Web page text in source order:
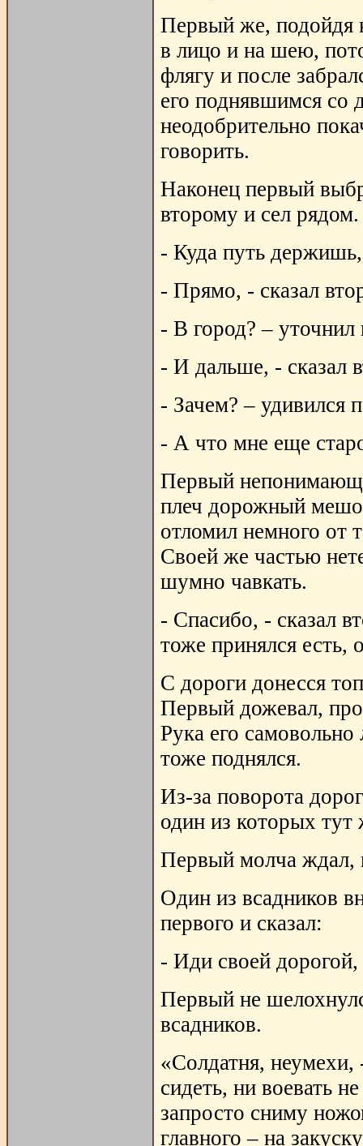
Первый же, подойдя
в лицо и на шею,
флягу и после
его поднявшимся со
неодобрительно
говорить.
Наконец первый
второму и сел рядом.
- Куда путь
- Прямо, - сказал
- В город? –
- И дальше, - сказал
- Зачем? – удивился
- А что мне еще
Первый
плеч дорожный
отломил немного от
Своей же частью
шумно чавкать.
- Спасибо, - сказал
тоже принялся есть,
С дороги донесся
Первый дожевал,
Рука его самовольно
тоже поднялся.
Из-за поворота
один из которых
Первый молча ждал,
Один из всадников
первого и сказал:
- Иди своей
Первый не
всадников.
«Солдатня,
сидеть, ни воевать
запросто сниму
главного – на